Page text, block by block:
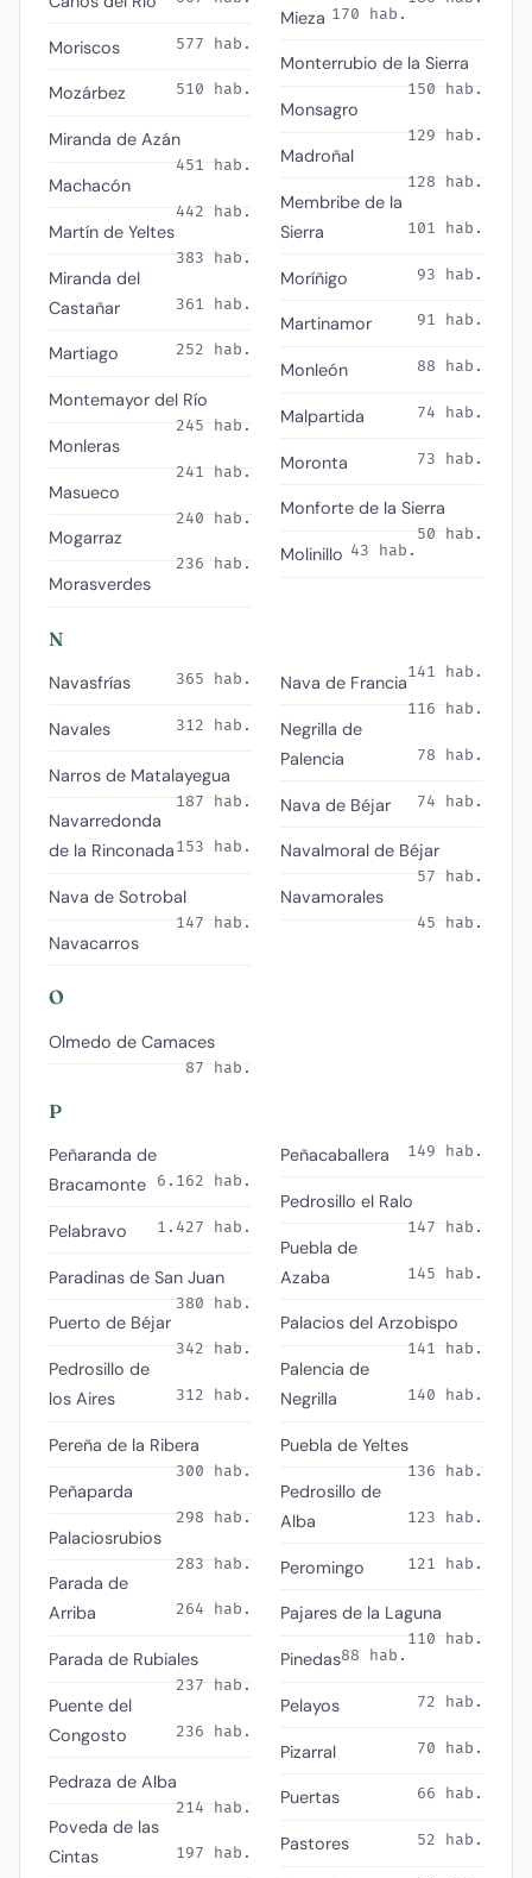
Moriscos 577 hab.
Mozárbez 510 hab.
Miranda de Azán
451 hab.
Machacón
442 hab.
Martín de Yeltes
383 hab.
Miranda del
Castañar
361 hab.
Martiago 252 hab.
Montemayor del Río
245 hab.
Monleras
241 hab.
Masueco
240 hab.
Mogarraz
236 hab.
Morasverdes
Mieza 170 hab.
Monterrubio de la Sierra
150 hab.
Monsagro
129 hab.
Madroñal
128 hab.
Membribe de la
Sierra
101 hab.
Moríñigo 93 hab.
Martinamor 91 hab.
Monleón 88 hab.
Malpartida 74 hab.
Moronta 73 hab.
Monforte de la Sierra
50 hab.
Molinillo 43 hab.
N
Navasfrías 365 hab.
Navales 312 hab.
Narros de Matalayegua
187 hab.
Navarredonda
de la Rinconada153 hab.
Nava de Sotrobal
147 hab.
Navacarros
141 hab.
Nava de Francia
116 hab.
Negrilla de
Palencia
78 hab.
Nava de Béjar 74 hab.
Navalmoral de Béjar
57 hab.
Navamorales
45 hab.
O
Olmedo de Camaces
87 hab.
P
Peñaranda de
Bracamonte
6.162 hab.
Pelabravo 1.427 hab.
Paradinas de San Juan
380 hab.
Puerto de Béjar
342 hab.
Pedrosillo de
los Aires
312 hab.
Pereña de la Ribera
300 hab.
Peñaparda
298 hab.
Palaciosrubios
283 hab.
Parada de
Arriba
264 hab.
Parada de Rubiales
237 hab.
Puente del
Congosto
236 hab.
Pedraza de Alba
214 hab.
Poveda de las
Cintas
197 hab.
Peñacaballera 149 hab.
Pedrosillo el Ralo
147 hab.
Puebla de
Azaba
145 hab.
Palacios del Arzobispo
141 hab.
Palencia de
Negrilla
140 hab.
Puebla de Yeltes
136 hab.
Pedrosillo de
Alba
123 hab.
Peromingo 121 hab.
Pajares de la Laguna
110 hab.
Pinedas88 hab.
Pelayos 72 hab.
Pizarral 70 hab.
Puertas 66 hab.
Pastores 52 hab.